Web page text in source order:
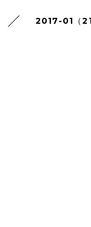
2017-01（21